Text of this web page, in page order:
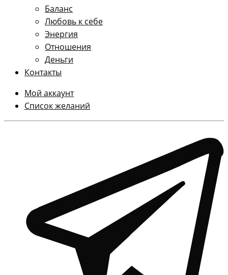
Баланс
Любовь к себе
Энергия
Отношения
Деньги
Контакты
Мой аккаунт
Список желаний